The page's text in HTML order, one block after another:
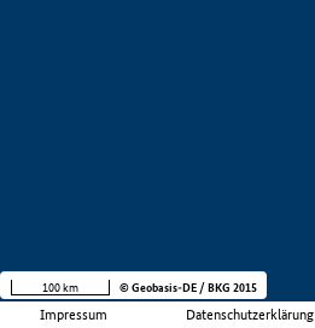
Impressum Datenschutzerklärung
100 km © Geobasis-DE / BKG 2015